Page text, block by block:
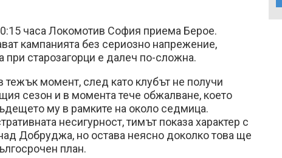
часа Локомотив София приема Берое.
кампанията без сериозно напрежение,
при старозагорци е далеч по-сложна.
тежък момент, след като клубът не получи
сезон и в момента тече обжалване, което
му в рамките на около седмица.
несигурност, тимът показа характер с
Добруджа, но остава неясно доколко това ще
план.